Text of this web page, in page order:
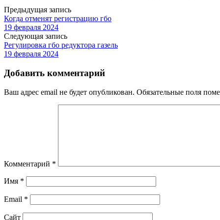
Предыдущая запись
Когда отменят регистрацию гбо
19 февраля 2024
Следующая запись
Регулировка гбо редуктора газель
19 февраля 2024
Добавить комментарий
Ваш адрес email не будет опубликован. Обязательные поля
Комментарий *
Имя *
Email *
Сайт